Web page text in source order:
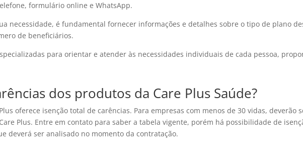
formulário online e WhatsApp.
necessidade, é fundamental fornecer informações e detalhes sobre o tipo de plano
de beneficiários.
para orientar e atender às necessidades individuais de cada pessoa,
dos produtos da Care Plus Saúde?
oferece isenção total de carências. Para empresas com menos de 30 vidas, deverão
Plus. Entre em contato para saber a tabela vigente, porém há possibilidade de
deverá ser analisado no momento da contratação.